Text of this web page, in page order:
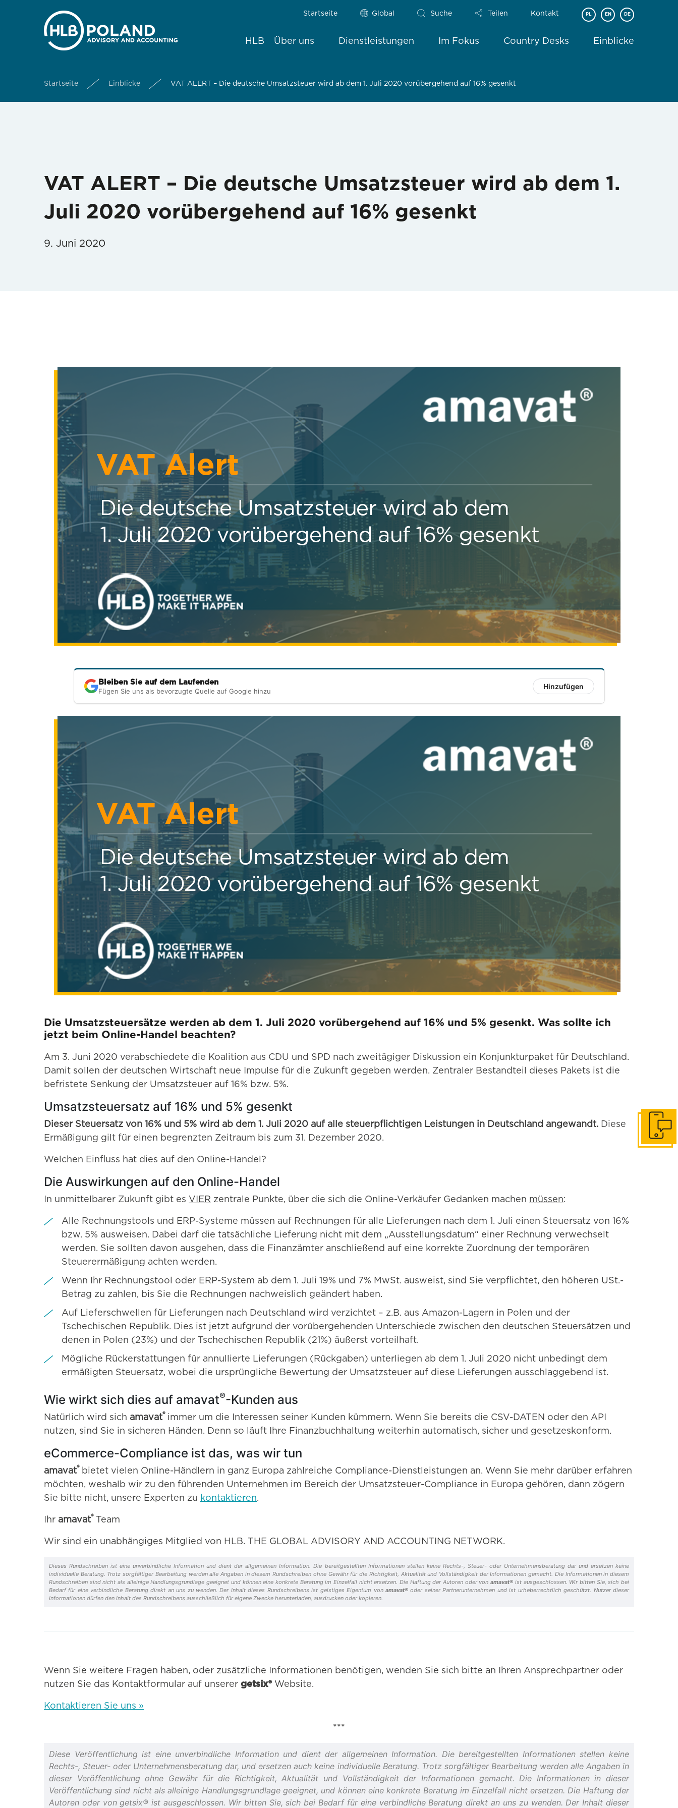
Startseite Global Suche Teilen Kontakt PL EN DE
HLB Über uns Dienstleistungen Im Fokus Country Desks Einblicke
Startseite Einblicke VAT ALERT – Die deutsche Umsatzsteuer wird ab dem 1. Juli 2020 vorübergehend auf 16% gesenkt
VAT ALERT – Die deutsche Umsatzsteuer wird ab dem 1.
Juli 2020 vorübergehend auf 16% gesenkt
9. Juni 2020
Bleiben Sie auf dem Laufenden
Fügen Sie uns als bevorzugte Quelle auf Google hinzu
Hinzufügen
Die Umsatzsteuersätze werden ab dem 1. Juli 2020 vorübergehend auf 16% und 5% gesenkt. Was sollte ich
jetzt beim Online-Handel beachten?
Am 3. Juni 2020 verabschiedete die Koalition aus CDU und SPD nach zweitägiger Diskussion ein Konjunkturpaket für Deutschland.
Damit sollen der deutschen Wirtschaft neue Impulse für die Zukunft gegeben werden. Zentraler Bestandteil dieses Pakets ist die
befristete Senkung der Umsatzsteuer auf 16% bzw. 5%.
Umsatzsteuersatz auf 16% und 5% gesenkt
Dieser Steuersatz von 16% und 5% wird ab dem 1. Juli 2020 auf alle steuerpflichtigen Leistungen in Deutschland angewandt. Diese
Ermäßigung gilt für einen begrenzten Zeitraum bis zum 31. Dezember 2020.
Welchen Einfluss hat dies auf den Online-Handel?
Die Auswirkungen auf den Online-Handel
In unmittelbarer Zukunft gibt es VIER zentrale Punkte, über die sich die Online-Verkäufer Gedanken machen müssen:
Alle Rechnungstools und ERP-Systeme müssen auf Rechnungen für alle Lieferungen nach dem 1. Juli einen Steuersatz von 16%
bzw. 5% ausweisen. Dabei darf die tatsächliche Lieferung nicht mit dem „Ausstellungsdatum“ einer Rechnung verwechselt
werden. Sie sollten davon ausgehen, dass die Finanzämter anschließend auf eine korrekte Zuordnung der temporären
Steuerermäßigung achten werden.
Wenn Ihr Rechnungstool oder ERP-System ab dem 1. Juli 19% und 7% MwSt. ausweist, sind Sie verpflichtet, den höheren USt.-
Betrag zu zahlen, bis Sie die Rechnungen nachweislich geändert haben.
Auf Lieferschwellen für Lieferungen nach Deutschland wird verzichtet – z.B. aus Amazon-Lagern in Polen und der
Tschechischen Republik. Dies ist jetzt aufgrund der vorübergehenden Unterschiede zwischen den deutschen Steuersätzen und
denen in Polen (23%) und der Tschechischen Republik (21%) äußerst vorteilhaft.
Mögliche Rückerstattungen für annullierte Lieferungen (Rückgaben) unterliegen ab dem 1. Juli 2020 nicht unbedingt dem
ermäßigten Steuersatz, wobei die ursprüngliche Bewertung der Umsatzsteuer auf diese Lieferungen ausschlaggebend ist.
Wie wirkt sich dies auf amavat®-Kunden aus
Natürlich wird sich amavat® immer um die Interessen seiner Kunden kümmern. Wenn Sie bereits die CSV-DATEN oder den API
nutzen, sind Sie in sicheren Händen. Denn so läuft Ihre Finanzbuchhaltung weiterhin automatisch, sicher und gesetzeskonform.
eCommerce-Compliance ist das, was wir tun
amavat® bietet vielen Online-Händlern in ganz Europa zahlreiche Compliance-Dienstleistungen an. Wenn Sie mehr darüber erfahren
möchten, weshalb wir zu den führenden Unternehmen im Bereich der Umsatzsteuer-Compliance in Europa gehören, dann zögern
Sie bitte nicht, unsere Experten zu kontaktieren.
Ihr amavat® Team
Wir sind ein unabhängiges Mitglied von HLB. THE GLOBAL ADVISORY AND ACCOUNTING NETWORK.
Dieses Rundschreiben ist eine unverbindliche Information und dient der allgemeinen Information. Die bereitgestellten Informationen stellen keine Rechts-, Steuer- oder Unternehmensberatung dar und ersetzen keine
individuelle Beratung. Trotz sorgfältiger Bearbeitung werden alle Angaben in diesem Rundschreiben ohne Gewähr für die Richtigkeit, Aktualität und Vollständigkeit der Informationen gemacht. Die Informationen in diesem
Rundschreiben sind nicht als alleinige Handlungsgrundlage geeignet und können eine konkrete Beratung im Einzelfall nicht ersetzen. Die Haftung der Autoren oder vonamavat® ist ausgeschlossen. Wir bitten Sie, sich bei
Bedarf für eine verbindliche Beratung direkt an uns zu wenden. Der Inhalt dieses Rundschreibens ist geistiges Eigentum von amavat® oder seiner Partnerunternehmen und ist urheberrechtlich geschützt. Nutzer dieser
Informationen dürfen den Inhalt des Rundschreibens ausschließlich für eigene Zwecke herunterladen, ausdrucken oder kopieren.
Wenn Sie weitere Fragen haben, oder zusätzliche Informationen benötigen, wenden Sie sich bitte an Ihren Ansprechpartner oder
nutzen Sie das Kontaktformular auf unserer getsix®Website.
Kontaktieren Sie uns »
***
Diese Veröffentlichung ist eine unverbindliche Information und dient der allgemeinen Information. Die bereitgestellten Informationen stellen keine
Rechts-, Steuer- oder Unternehmensberatung dar, und ersetzen auch keine individuelle Beratung. Trotz sorgfältiger Bearbeitung werden alle Angaben in
dieser Veröffentlichung ohne Gewähr für die Richtigkeit, Aktualität und Vollständigkeit der Informationen gemacht. Die Informationen in dieser
Veröffentlichung sind nicht als alleinige Handlungsgrundlage geeignet, und können eine konkrete Beratung im Einzelfall nicht ersetzen. Die Haftung der
Autoren oder von getsix® ist ausgeschlossen. Wir bitten Sie, sich bei Bedarf für eine verbindliche Beratung direkt an uns zu wenden. Der Inhalt dieser
In